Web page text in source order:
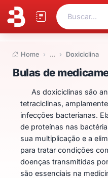
Buscar...
Home … Doxiciclina
Bulas de
Bulas de
As doxiciclinas são
tetraciclinas,
infecções bacterianas.
de proteínas nas
sua multiplicação e a
para tratar condições
doenças transmitidas
são essenciais na